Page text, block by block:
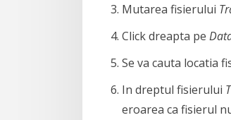
Mutarea fisierului
Click dreapta pe
Se va cauta locatia
In dreptul fisierului
eroarea ca fisierul